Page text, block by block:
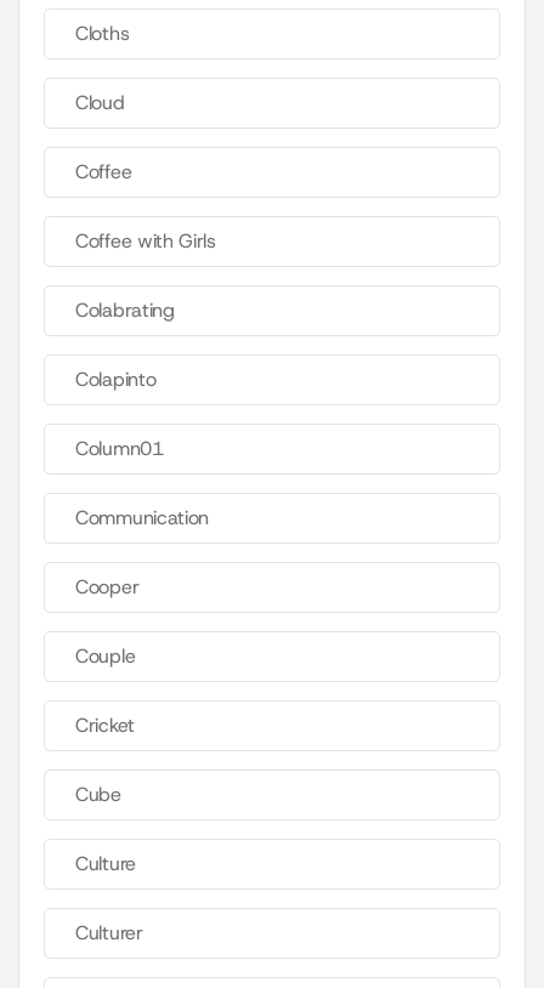
Cloths
Cloud
Coffee
Coffee with Girls
Colabrating
Colapinto
Column01
Communication
Cooper
Couple
Cricket
Cube
Culture
Culturer